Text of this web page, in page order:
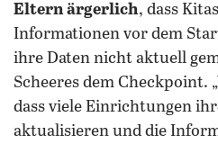
Eltern ärgerlich, dass
Informationen vor dem
ihre Daten nicht aktuell
Scheeres dem Checkpoint.
dass viele Einrichtungen
aktualisieren und die